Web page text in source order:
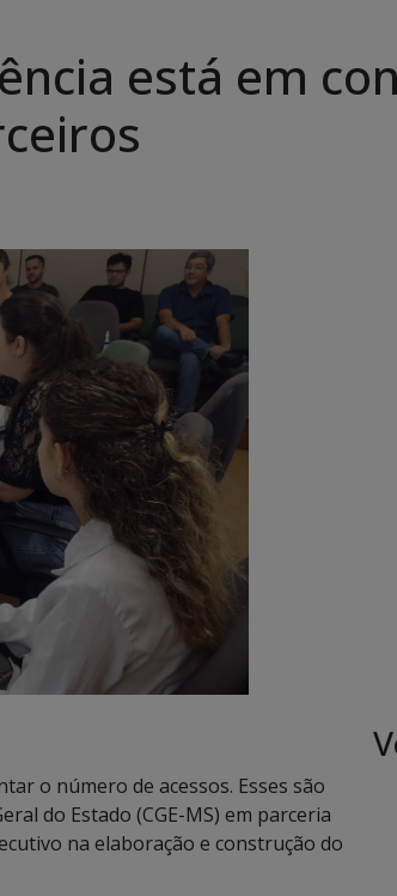
está em
o número de acessos. Esses são
do Estado (CGE-MS) em parceria
na elaboração e construção do